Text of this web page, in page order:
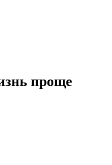
проще